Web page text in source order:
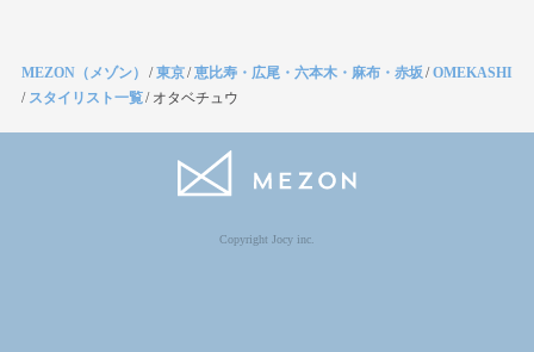
MEZON（メゾン） /東京/恵比寿・広尾・六本木・麻布・赤坂/OMEKASHI
/ スタイリスト一覧/ オタベチュウ
Copyright Jocy inc.